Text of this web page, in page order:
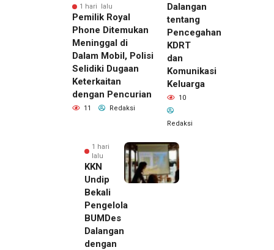
1 hari lalu
Pemilik Royal
Phone Ditemukan
Meninggal di
Dalam Mobil, Polisi
Selidiki Dugaan
Keterkaitan
dengan Pencurian
11 Redaksi
Dalangan
tentang
Pencegahan
KDRT
dan
Komunikasi
Keluarga
10
Redaksi
1 hari
lalu
KKN
Undip
Bekali
Pengelola
BUMDes
Dalangan
dengan